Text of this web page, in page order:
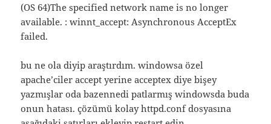
(OS 64)The specified network name is no longer
available. : winnt_accept: Asynchronous AcceptEx
failed.
bu ne ola diyip araştırdım. windowsa özel
apache’ciler accept yerine acceptex diye bişey
yazmışlar oda bazennedi patlarmış windowsda buda
onun hatası. çözümü kolay httpd.conf dosyasına